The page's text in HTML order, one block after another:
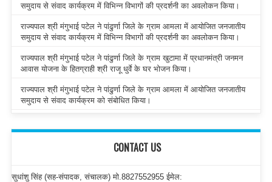
समुदाय से संवाद कार्यक्रम में विभिन्न विभागों की प्रदर्शनी का अवलोकन किया।
राज्यपाल श्री मंगुभाई पटेल ने पांढुर्णा जिले के ग्राम आमला में आयोजित जनजातीय
समुदाय से संवाद कार्यक्रम में विभिन्न विभागों की प्रदर्शनी का अवलोकन किया।
राज्यपाल श्री मंगुभाई पटेल ने पांढुर्णा जिले के ग्राम खुटामा में प्रधानमंत्री जनमन
आवास योजना के हितग्राही श्री राजू धुर्वे के घर भोजन किया।
राज्यपाल श्री मंगुभाई पटेल ने पांढुर्णा जिले के ग्राम आमला में आयोजित जनजातीय
समुदाय से संवाद कार्यक्रम को संबोधित किया।
CONTACT US
सुधांशु सिंह (सह-संपादक, संचालक) मो.8827552955 ईमेल: